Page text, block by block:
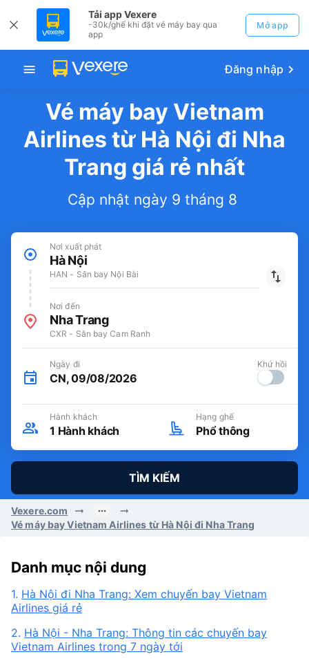
Tải app Vexere
-30k/ghế khi đặt vé máy bay qua
app
Mở app
Đăng nhập
Vé máy bay Vietnam
Airlines từ Hà Nội đi Nha
Trang giá rẻ nhất
Cập nhật ngày 9 tháng 8
Nơi xuất phát
Hà Nội
HAN - Sân bay Nội Bài
Nơi đến
Nha Trang
CXR - Sân bay Cam Ranh
Ngày đi
CN, 09/08/2026
Khứ hồi
Hành khách
1 Hành khách
Hạng ghế
Phổ thông
TÌM KIẾM
Vexere.com
Vé máy bay Vietnam Airlines từ Hà Nội đi Nha Trang
Danh mục nội dung
1. Hà Nội đi Nha Trang: Xem chuyến bay Vietnam
Airlines giá rẻ
2. Hà Nội - Nha Trang: Thông tin các chuyến bay
Vietnam Airlines trong 7 ngày tới